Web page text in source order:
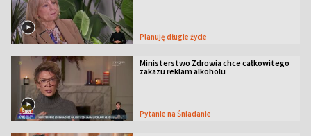
Planuję długie życie
Ministerstwo Zdrowia chce całkowitego
zakazu reklam alkoholu
Pytanie na Śniadanie